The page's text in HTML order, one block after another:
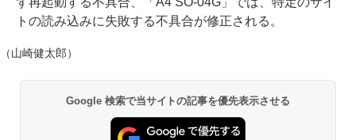
トの読み込みに失敗する不具合が修正される。
（山崎健太郎）
Google 検索で当サイトの記事を優先表示させる